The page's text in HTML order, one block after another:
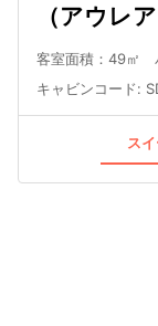
（アウレア
客室面積：49㎡
キャビンコード:
ス